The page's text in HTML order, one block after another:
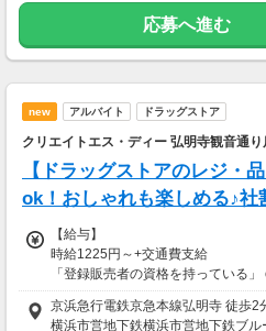
います。
2～3ポイントの簡単なアンケートか
数百ポイントのアンケートまで様々
＜グループインタビュー＞
品やサービスについてお話いただき
1回につき、1～2時間程度で数千円
がもらえます。
【交通費】
なし
副業・ＷワークOK
週2日からOK
応募へ進む
new アルバイト ドラッグストア
クリエイトエス・ディー 弘明寺観音通り
【ドラッグストアのレジ・
ok！おしゃれも楽しめる♪
【給与】
時給1225円～+交通費支給
「登録販売者の資格を持っている」
⇒ 資格やスキルに応じて時給UP♪
京浜急行電鉄京急本線弘明寺 徒歩2
横浜市営地下鉄横浜市営地下鉄ブル